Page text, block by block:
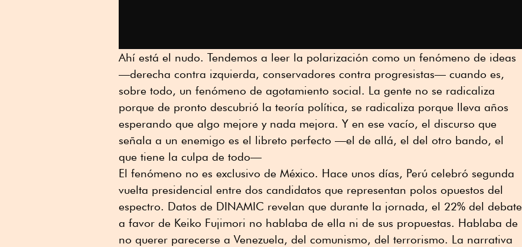
Ahí está el nudo. Tendemos a leer la polarización como un fenómeno de ideas
—derecha contra izquierda, conservadores contra progresistas— cuando es,
sobre todo, un fenómeno de agotamiento social. La gente no se radicaliza
porque de pronto descubrió la teoría política, se radicaliza porque lleva años
esperando que algo mejore y nada mejora. Y en ese vacío, el discurso que
señala a un enemigo es el libreto perfecto —el de allá, el del otro bando, el
que tiene la culpa de todo—
El fenómeno no es exclusivo de México. Hace unos días, Perú celebró segunda
vuelta presidencial entre dos candidatos que representan polos opuestos del
espectro. Datos de DINAMIC revelan que durante la jornada, el 22% del debate
a favor de Keiko Fujimori no hablaba de ella ni de sus propuestas. Hablaba de
no querer parecerse a Venezuela, del comunismo, del terrorismo. La narrativa